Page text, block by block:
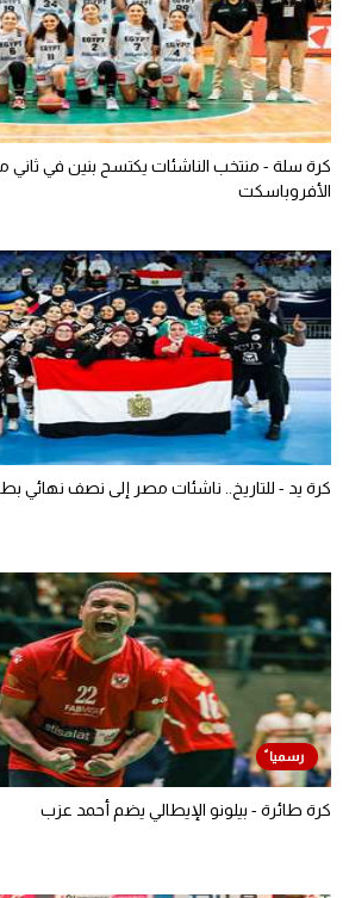
كرة سلة - منتخب الناشئات يكتسح بنين في ثاني
الأفروباسكت
كرة يد - للتاريخ.. ناشئات مصر إلى نصف نهائي
كرة طائرة - بيلونو الإيطالي يضم أحمد عزب